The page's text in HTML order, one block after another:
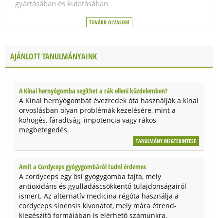
kukoricát, búzát, tej származékot, szóját,
színezőanyagot, állati eredetű összetevőt, tartósítószert,
növényvédőszert és gyomirtót.
Felhasználási javaslat:
fogyasztása javasolt. Ne lépje túl az ajánlott napi
Származási hely: USA
Gyártó:Mushroom Wisdom Inc.
Super Cordyceps gyógygomba
A Super Cordyceps gyógygomba az amerikai
Mushroom Wisdom vállalat egyik legkiválóbb terméke,
mivel a készítmény a leghatásosabb Cordyceps
törzset, a tibeti CS-4 törzset tartalmazza.
TANULMÁNY MEGTEKINTÉSE
gyártásában és kutatásában
- a cég 1991-óta gyárt kiváló minőségű, prémium
- a termékek kizárólag természetes összetevőket
tartalmaznak, garantáltan mentesek gyomirtóktól,
- GMP (Good Manufacturing Practice) minősítéssel
rendelkeznek, tisztaságukat laboratóriumi vizsgálatok
bizonyítják
- a termékek nem csak szimpla gomba őrleményt
tartalmaznak, hanem olyan szabadalommal védett,
aktív komponenseket, melyek hatását tudományos
kutatások támasztják alá (Maitake D-Fraction® -
immunrendszer erősítés, Maitake SX-Fraction® -
egészséges vércukorszint)
- az amerikai orvosok előszeretettel alkalmazzák a
Mushroom Wisdom gyógygomba termékeit betegeiknél
TOVÁBB OLVASOM
AJÁNLOTT TANULMÁNYAINK
A Kínai hernyógomba segíthet a rák elleni küzdelemben?
A Kínai hernyógombát évezredek óta használják a kínai
orvoslásban olyan problémák kezelésére, mint a
köhögés, fáradtság, impotencia vagy rákos
megbetegedés.
TANULMÁNY MEGTEKINTÉSE
Amit a Cordyceps gyógygombáról tudni érdemes
A cordyceps egy ősi gyógygomba fajta, mely
antioxidáns és gyulladáscsökkentő tulajdonságairól
ismert. Az alternatív medicina régóta használja a
cordyceps sinensis kivonatot, mely mára étrend-
kiegészítő formájában is elérhető számunkra.